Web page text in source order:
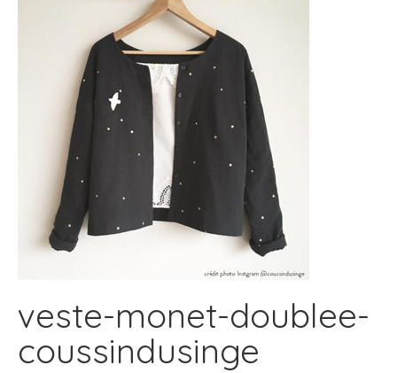
veste-monet-doublee-
coussindusinge